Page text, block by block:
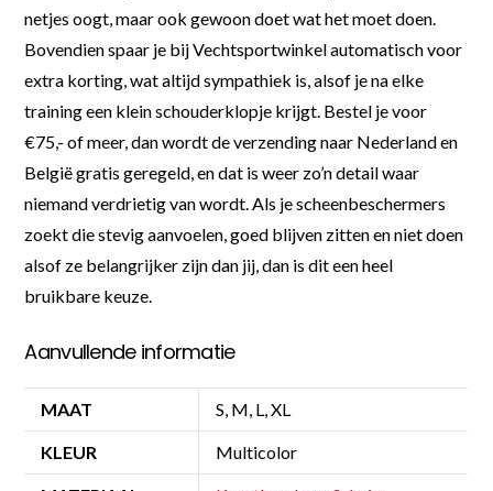
netjes oogt, maar ook gewoon doet wat het moet doen.
Bovendien spaar je bij Vechtsportwinkel automatisch voor
extra korting, wat altijd sympathiek is, alsof je na elke
training een klein schouderklopje krijgt. Bestel je voor
€75,- of meer, dan wordt de verzending naar Nederland en
België gratis geregeld, en dat is weer zo’n detail waar
niemand verdrietig van wordt. Als je scheenbeschermers
zoekt die stevig aanvoelen, goed blijven zitten en niet doen
alsof ze belangrijker zijn dan jij, dan is dit een heel
bruikbare keuze.
Aanvullende informatie
MAAT S, M, L, XL
KLEUR Multicolor